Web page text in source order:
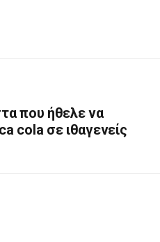
που ήθελε να
cola σε ιθαγενείς